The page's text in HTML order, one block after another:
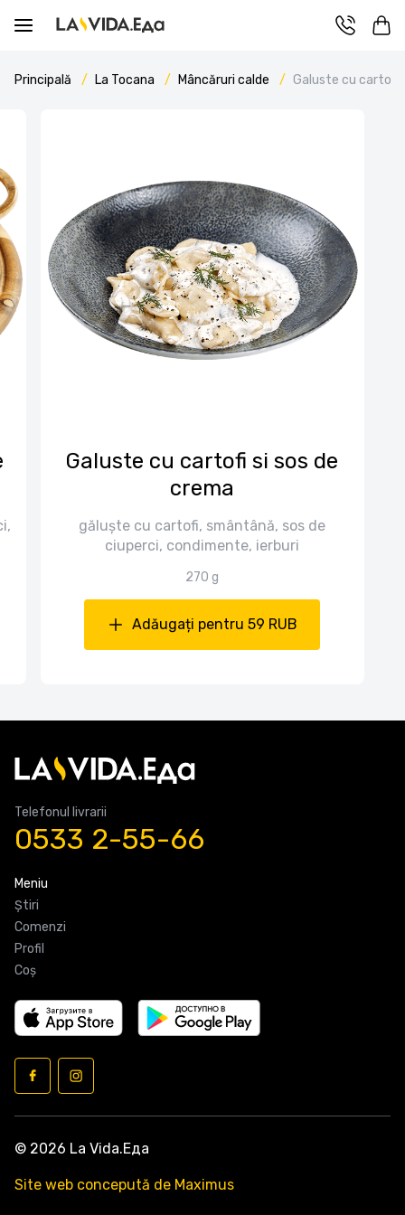
Principală La Tocana Mâncăruri calde Galuste cu cartofi
Galuste cu cartofi si sos de
crema
găluște cu cartofi, smântână, sos de
ciuperci, condimente, ierburi
270 g
Adăugați pentru 59 RUB
Telefonul livrarii
0533 2-55-66
Meniu
Știri
Comenzi
Profil
Coş
© 2026 La Vida.Еда
Site web concepută de Maximus